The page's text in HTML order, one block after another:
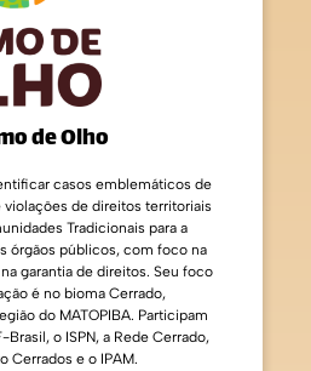
de Olho
casos emblemáticos de
de direitos territoriais
Tradicionais para a
órgãos públicos, com foco na
garantia de direitos. Seu foco
é no bioma Cerrado,
do MATOPIBA. Participam
o ISPN, a Rede Cerrado,
Cerrados e o IPAM.